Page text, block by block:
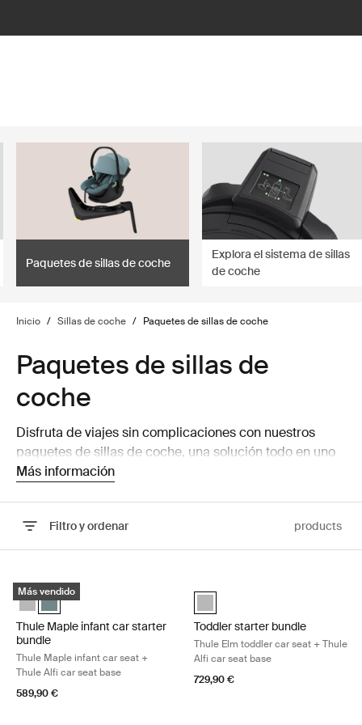
Paquetes de sillas de coche
Explora el sistema de sillas
de coche
Inicio / Sillas de coche / Paquetes de sillas de coche
Paquetes de sillas de
coche
Disfruta de viajes sin complicaciones con nuestros
paquetes de sillas de coche, una solución todo en uno
que aporta seguridad y comodidad sobre la marcha. Se
Más información
Filtro y ordenar products
Ir a los resultados
Thule Maple infant car starter bundle Thule Maple infant car seat +
Más vendido
Thule Maple infant car starter bundle Gris claro
Thule Maple infant car starter bundle Azul medio (selected)
Thule Maple infant car starter
bundle
Thule Maple infant car seat +
Thule Alfi car seat base
589,90 €
Toddler starter bundle Gris
Toddler starter bundle
Thule Elm toddler car seat + Thule
Alfi car seat base
729,90 €